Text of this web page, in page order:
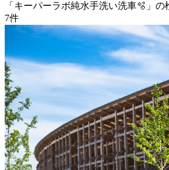
「キーパーラボ純水手洗い洗車🫧」の
7件